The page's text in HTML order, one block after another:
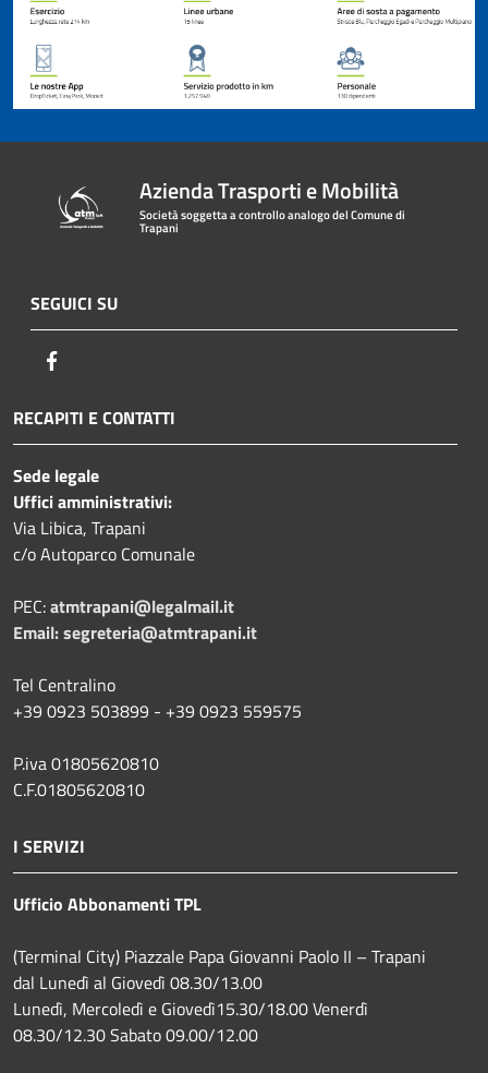
Azienda Trasporti e Mobilità
Società soggetta a controllo analogo del Comune di
Trapani
SEGUICI SU
RECAPITI E CONTATTI
Sede legale
Uffici amministrativi:
Via Libica, Trapani
c/o Autoparco Comunale
PEC:atmtrapani@legalmail.it
Email:segreteria@atmtrapani.it
Tel Centralino
+39 0923 503899 - +39 0923 559575
P.iva 01805620810
C.F.01805620810
I SERVIZI
Ufficio Abbonamenti TPL
(Terminal City) Piazzale Papa Giovanni Paolo II – Trapani
dal Lunedì al Giovedì 08.30/13.00
Lunedì, Mercoledì e Giovedì15.30/18.00 Venerdì
08.30/12.30 Sabato 09.00/12.00